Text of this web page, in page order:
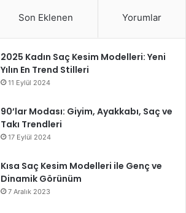
Son Eklenen Yorumlar
2025 Kadın Saç Kesim Modelleri: Yeni
Yılın En Trend Stilleri
11 Eylül 2024
90’lar Modası: Giyim, Ayakkabı, Saç ve
Takı Trendleri
17 Eylül 2024
Kısa Saç Kesim Modelleri ile Genç ve
Dinamik Görünüm
7 Aralık 2023